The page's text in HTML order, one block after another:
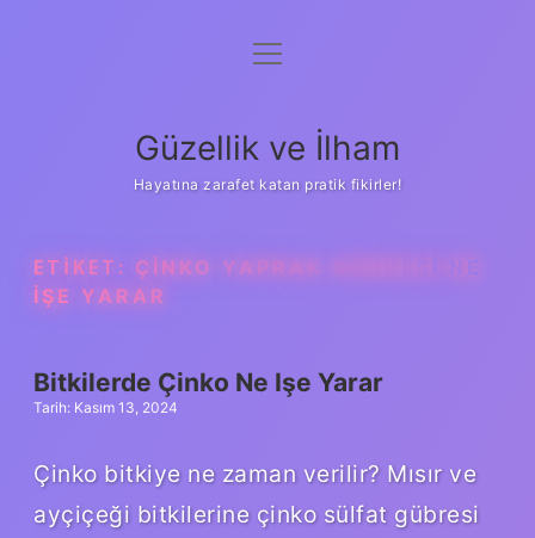
Anasayfa
Yasal Uyarı
menüyü
Güzellik ve İlham
Hayatına zarafet katan pratik fikirler!
ETIKET: ÇINKO YAPRAK GÜBRESI NE
IŞE YARAR
Bitkilerde Çinko Ne Işe Yarar
Tarih: Kasım 13, 2024
Çinko bitkiye ne zaman verilir? Mısır ve
ayçiçeği bitkilerine çinko sülfat gübresi